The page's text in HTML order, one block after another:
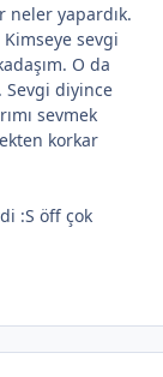
neler yapardık.
sevgi
O da
Sevgi diyince
sevmek
korkar
:S öff çok